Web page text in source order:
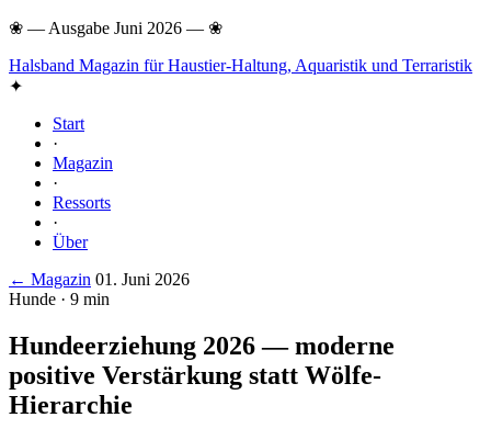
❀ — Ausgabe Juni 2026 — ❀
Halsband Magazin für Haustier-Haltung, Aquaristik und Terraristik
✦
Start
·
Magazin
·
Ressorts
·
Über
← Magazin 01. Juni 2026
Hunde · 9 min
Hundeerziehung 2026 — moderne
positive Verstärkung statt Wölfe-
Hierarchie